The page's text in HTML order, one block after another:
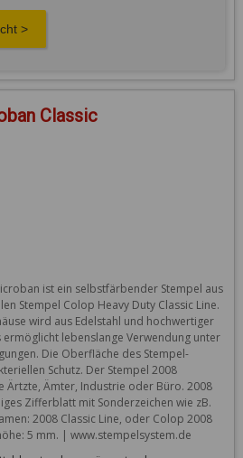
Classic
ist ein selbstfärbender Stempel aus
Stempel Colop Heavy Duty Classic Line.
wird aus Edelstahl und hochwertiger
lebenslange Verwendung unter
Die Oberfläche des Stempel-
Schutz. Der Stempel 2008
Ärtzte, Ämter, Industrie oder Büro. 2008
Zifferblatt mit Sonderzeichen wie zB.
2008 Classic Line, oder Colop 2008
5 mm. | www.stempelsystem.de